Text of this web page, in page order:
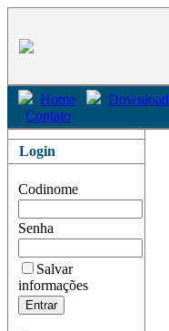
Home Download
Contato
Login
Codinome
Senha
Salvar
informações